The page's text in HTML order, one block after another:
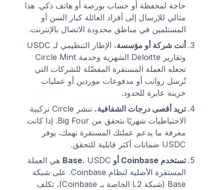
حاجة لمحفظة أو حساب بورصة أو هاتف ذكي. هذا
مثالي للإرسال إلى أفراد العائلة كبار السن أو
المستلمين في مناطق محدودة الاتصال بالإنترنت.
أنت شركة أو مؤسسة.
الإطار التنظيمي لـ USDC
وتقارير Deloitte الشهرية وخدمة Circle Mint
تجعله العملة المستقرة المفضّلة للشركات التي
تُرسل رواتب أو مدفوعات موردين أو عمليات
خزينة عابرة للحدود.
تريد أقصى درجات الشفافية.
تنشر Circle تركيبة
الاحتياطيات شهريًا بتحقق من Big Four. إذا كانت
معرفة ما يدعم عملتك المستقرة تهمك، يوفر
USDC ضمانات أكثر قابلية للتحقق.
تستخدم Coinbase أو Base.
USDC هي العملة
المستقرة الأصلية لنظام Coinbase. على شبكة
Base (شبكة L2 الخاصة بـ Coinbase)، تكلف